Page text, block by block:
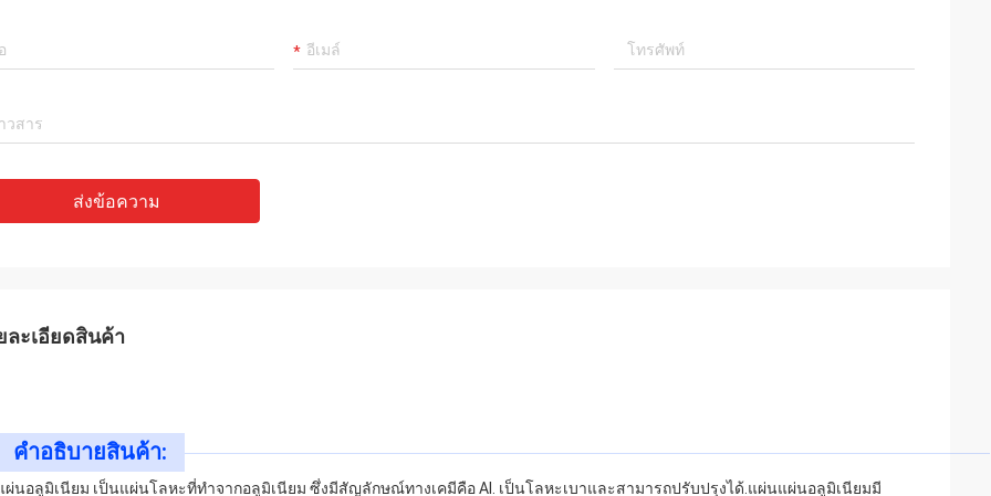
ส่งข้อความ
ละเอียดสินค้า
คําอธิบายสินค้า:
ผ่นอลูมิเนียม เป็นแผ่นโลหะที่ทําจากอลูมิเนียม ซึ่งมีสัญลักษณ์ทางเคมีคือ Al. เป็นโลหะเบาและสามารถปรับปรุงได้.แผ่นแผ่นอลูมิเนียมมี